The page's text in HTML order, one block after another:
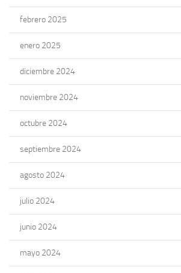
febrero 2025
enero 2025
diciembre 2024
noviembre 2024
octubre 2024
septiembre 2024
agosto 2024
julio 2024
junio 2024
mayo 2024